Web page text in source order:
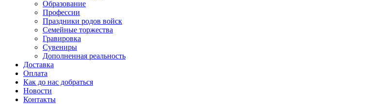
Образование
Профессии
Праздники родов войск
Семейные торжества
Гравировка
Сувениры
Дополненная реальность
Доставка
Оплата
Как до нас добраться
Новости
Контакты